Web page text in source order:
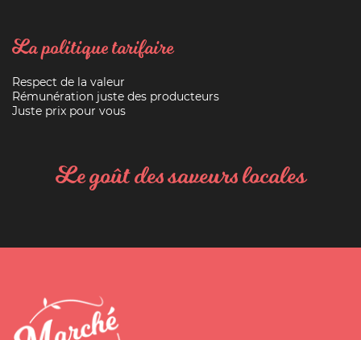
La politique tarifaire
Respect de la valeur
Rémunération juste des producteurs
Juste prix pour vous
Le goût des saveurs locales